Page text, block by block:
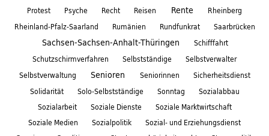
Protest
Psyche Recht Reisen Rente
Rheinberg
Rheinland-Pfalz-Saarland
Rumänien Rundfunkrat Saarbrücken
Sachsen-Sachsen-Anhalt-Thüringen
Schifffahrt
Schutzschirmverfahren
Selbstständige
Selbstverwalter
Selbstverwaltung
Senioren Seniorinnen
Sicherheitsdienst
Solidarität
Solo-Selbstständige Sonntag
Sozialabbau
Sozialarbeit
Soziale Dienste
Soziale Marktwirtschaft
Soziale Medien
Sozialpolitik
Sozial- und Erziehungsdienst